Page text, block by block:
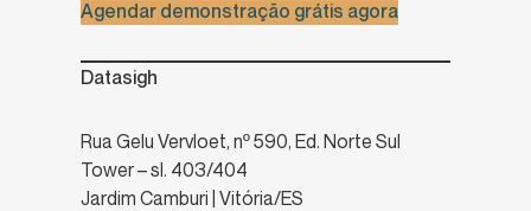
Agendar demonstração grátis agora
Datasigh
Rua Gelu Vervloet, nº 590, Ed. Norte Sul
Tower – sl. 403/404
Jardim Camburi | Vitória/ES